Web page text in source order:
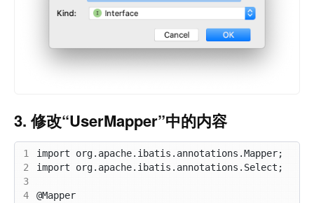
3. 修改“UserMapper”中的内容
1
2
3
4